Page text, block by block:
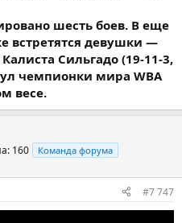
шесть боев. В еще
встретятся девушки —
Сильгадо (19-11-3,
чемпионки мира WBA
весе.
160 Команда форума
#7 747